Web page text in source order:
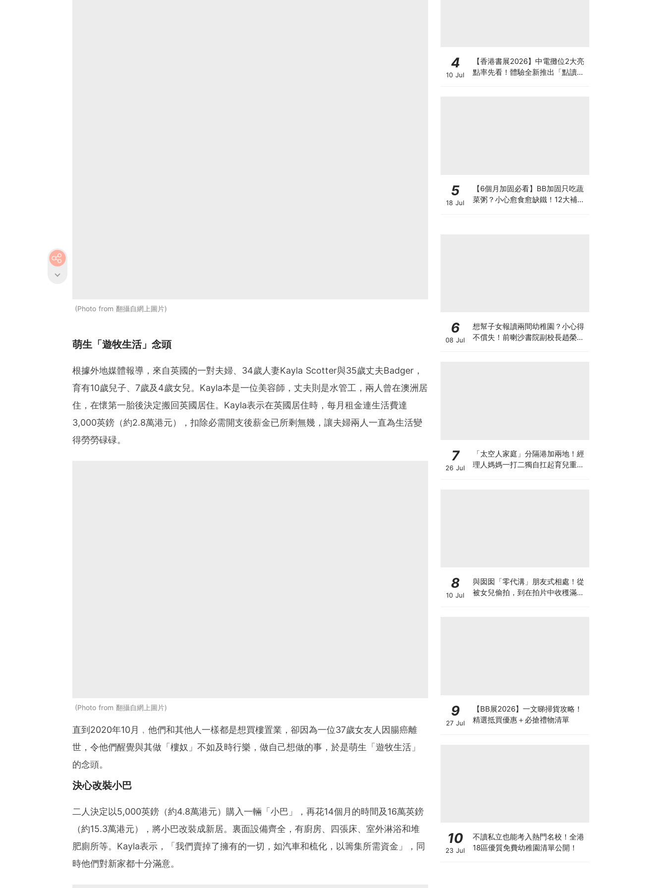
Photo from 翻攝自網上圖片
萌生「遊牧生活」念頭
根據外地媒體報導，來自英國的一對夫婦、34歲人妻Kayla Scotter與35歲丈夫Badger，
育有10歲兒子、7歲及4歲女兒。Kayla本是一位美容師，丈夫則是水管工，兩人曾在澳洲居
住，在懷第一胎後決定搬回英國居住。Kayla表示在英國居住時，每月租金連生活費達
3,000英鎊（約2.8萬港元），扣除必需開支後薪金已所剩無幾，讓夫婦兩人一直為生活變
得勞勞碌碌。
Photo from 翻攝自網上圖片
直到2020年10月﹐他們和其他人一樣都是想買樓置業，卻因為一位37歲女友人因腸癌離
世，令他們醒覺與其做「樓奴」不如及時行樂，做自己想做的事，於是萌生「遊牧生活」
的念頭。
決心改裝小巴
二人決定以5,000英鎊（約4.8萬港元）購入一輛「小巴」，再花14個月的時間及16萬英鎊
（約15.3萬港元），將小巴改裝成新居。裏面設備齊全，有廚房、四張床、室外淋浴和堆
肥廁所等。Kayla表示，「我們賣掉了擁有的一切，如汽車和梳化，以籌集所需資金」，同
時他們對新家都十分滿意。
4
10 Jul
【香港書展2026】中電攤位2大亮
點率先看！體驗全新推出「點讀故
5
18 Jul
【6個月加固必看】BB加固只吃蔬
菜粥？小心愈食愈缺鐵！12大補鐵
6
08 Jul
想幫子女報讀兩間幼稚園？小心得
不償失！前喇沙書院副校長趙榮
7
26 Jul
「太空人家庭」分隔港加兩地！經
理人媽媽一打二獨自扛起育兒重
8
10 Jul
與囡囡「零代溝」朋友式相處！從
被女兒偷拍，到在拍片中收穫滿足
9
27 Jul
【BB展2026】一文睇掃貨攻略！
精選抵買優惠＋必搶禮物清單
10
23 Jul
不讀私立也能考入熱門名校！全港
18區優質免費幼稚園清單公開！